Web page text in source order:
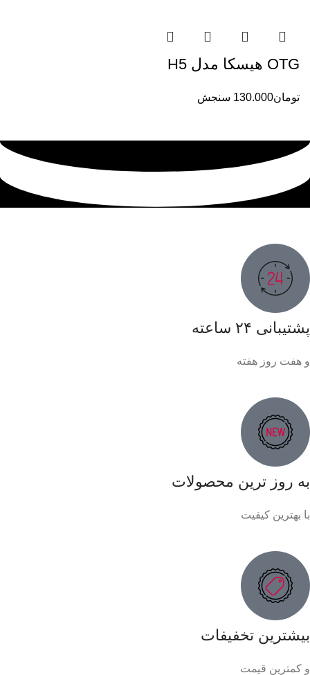
OTG هیسکا مدل H5
تومان130.000 سنجش
پشتیبانی ۲۴ ساعته
و هفت روز هفته
به روز ترین محصولات
با بهترین کیفیت
بیشترین تخفیفات
و کمترین قیمت